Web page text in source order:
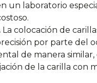
un laboratorio
La colocación de
por parte del
de manera
de la carilla con